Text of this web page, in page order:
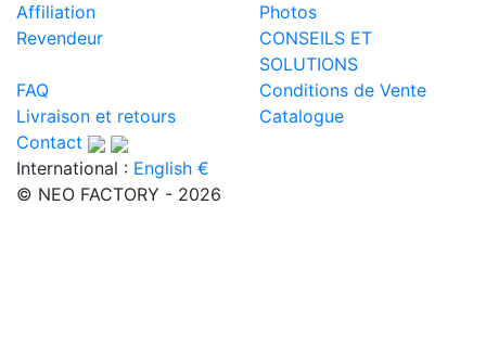
Affiliation
Photos
Revendeur
CONSEILS ET
SOLUTIONS
FAQ
Conditions de Vente
Livraison et retours
Catalogue
Contact
International : English €
© NEO FACTORY - 2026